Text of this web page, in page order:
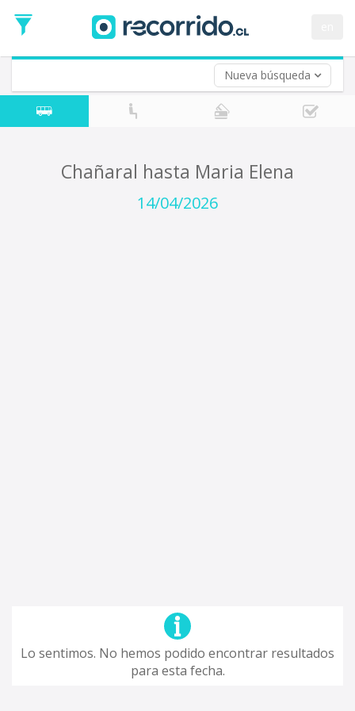
Nueva búsqueda
de
Ida
Vuelta (opcional)
Fecha
de
Chañaral hasta Maria Elena
14/04/2026
Lo sentimos. No hemos podido encontrar resultados
para esta fecha.